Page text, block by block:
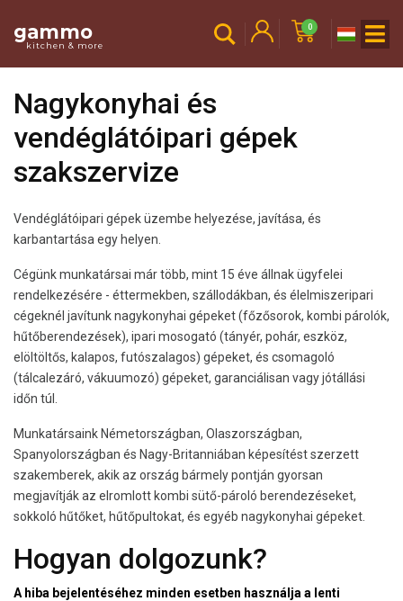
gammo
kitchen & more
0
Nagykonyhai és
vendéglátóipari gépek
szakszervize
Vendéglátóipari gépek üzembe helyezése, javítása, és
karbantartása egy helyen.
Cégünk munkatársai már több, mint 15 éve állnak ügyfelei
rendelkezésére - éttermekben, szállodákban, és élelmiszeripari
cégeknél javítunk nagykonyhai gépeket (főzősorok, kombi párolók,
hűtőberendezések), ipari mosogató (tányér, pohár, eszköz,
elöltöltős, kalapos, futószalagos) gépeket, és csomagoló
(tálcalezáró, vákuumozó) gépeket, garanciálisan vagy jótállási
időn túl.
Munkatársaink Németországban, Olaszországban,
Spanyolországban és Nagy-Britanniában képesítést szerzett
szakemberek, akik az ország bármely pontján gyorsan
megjavítják az elromlott kombi sütő-pároló berendezéseket,
sokkoló hűtőket, hűtőpultokat, és egyéb nagykonyhai gépeket.
Hogyan dolgozunk?
A hiba bejelentéséhez minden esetben használja a lenti